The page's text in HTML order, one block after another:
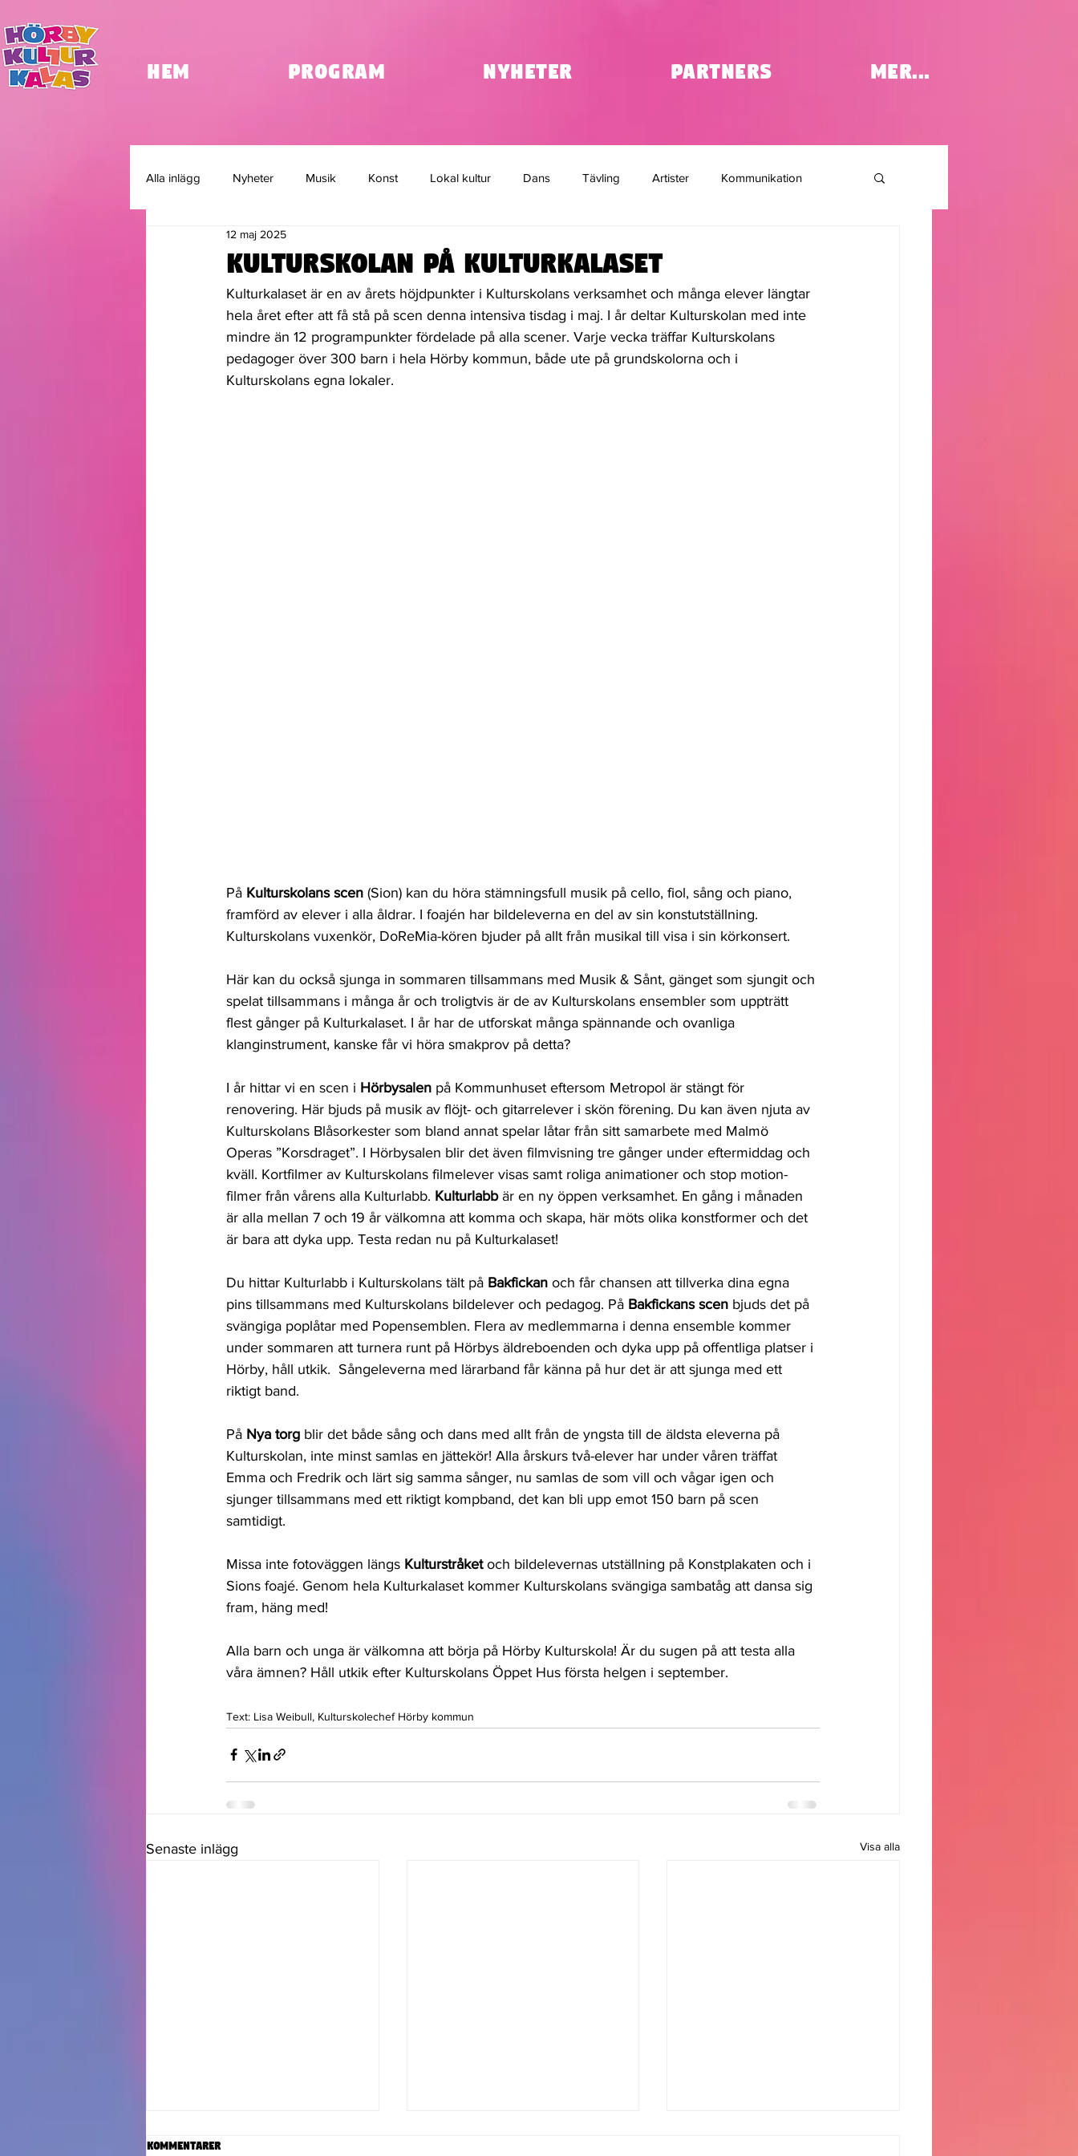
HEM Program Nyheter Partners MER...
Alla inlägg Nyheter Musik Konst Lokal kultur Dans Tävling Artister Kommunikation
Kulturkalasveckan
Kulturskolan på Kulturkalaset
12 maj 2025
Kulturkalaset är en av årets höjdpunkter i Kulturskolans verksamhet och många elever längtar
hela året efter att få stå på scen denna intensiva tisdag i maj. I år deltar Kulturskolan med inte
mindre än 12 programpunkter fördelade på alla scener. Varje vecka träffar Kulturskolans
pedagoger över 300 barn i hela Hörby kommun, både ute på grundskolorna och i
Kulturskolans egna lokaler.
På Kulturskolans scen (Sion) kan du höra stämningsfull musik på cello, fiol, sång och piano,
framförd av elever i alla åldrar. I foajén har bildeleverna en del av sin konstutställning.
Kulturskolans vuxenkör, DoReMia-kören bjuder på allt från musikal till visa i sin körkonsert.
Här kan du också sjunga in sommaren tillsammans med Musik & Sånt, gänget som sjungit och
spelat tillsammans i många år och troligtvis är de av Kulturskolans ensembler som uppträtt
flest gånger på Kulturkalaset. I år har de utforskat många spännande och ovanliga
klanginstrument, kanske får vi höra smakprov på detta?
I år hittar vi en scen i Hörbysalen på Kommunhuset eftersom Metropol är stängt för
renovering. Här bjuds på musik av flöjt- och gitarrelever i skön förening. Du kan även njuta av
Kulturskolans Blåsorkester som bland annat spelar låtar från sitt samarbete med Malmö
Operas ”Korsdraget”. I Hörbysalen blir det även filmvisning tre gånger under eftermiddag och
kväll. Kortfilmer av Kulturskolans filmelever visas samt roliga animationer och stop motion-
filmer från vårens alla Kulturlabb. Kulturlabb är en ny öppen verksamhet. En gång i månaden
är alla mellan 7 och 19 år välkomna att komma och skapa, här möts olika konstformer och det
är bara att dyka upp. Testa redan nu på Kulturkalaset!
Du hittar Kulturlabb i Kulturskolans tält på Bakfickan och får chansen att tillverka dina egna
pins tillsammans med Kulturskolans bildelever och pedagog. På Bakfickans scen bjuds det på
svängiga poplåtar med Popensemblen. Flera av medlemmarna i denna ensemble kommer
under sommaren att turnera runt på Hörbys äldreboenden och dyka upp på offentliga platser i
Hörby, håll utkik.  Sångeleverna med lärarband får känna på hur det är att sjunga med ett
riktigt band.
På Nya torg blir det både sång och dans med allt från de yngsta till de äldsta eleverna på
Kulturskolan, inte minst samlas en jättekör! Alla årskurs två-elever har under våren träffat
Emma och Fredrik och lärt sig samma sånger, nu samlas de som vill och vågar igen och
sjunger tillsammans med ett riktigt kompband, det kan bli upp emot 150 barn på scen
samtidigt.
Missa inte fotoväggen längs Kulturstråket och bildelevernas utställning på Konstplakaten och i
Sions foajé. Genom hela Kulturkalaset kommer Kulturskolans svängiga sambatåg att dansa sig
fram, häng med!
Alla barn och unga är välkomna att börja på Hörby Kulturskola! Är du sugen på att testa alla
våra ämnen? Håll utkik efter Kulturskolans Öppet Hus första helgen i september.
Text: Lisa Weibull, Kulturskolechef Hörby kommun
Senaste inlägg Visa alla
Kommentarer